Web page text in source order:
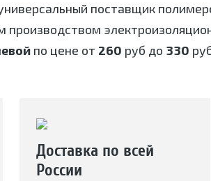
поставщик
производством
по цене от 260 руб до 330
Доставка по всей
России